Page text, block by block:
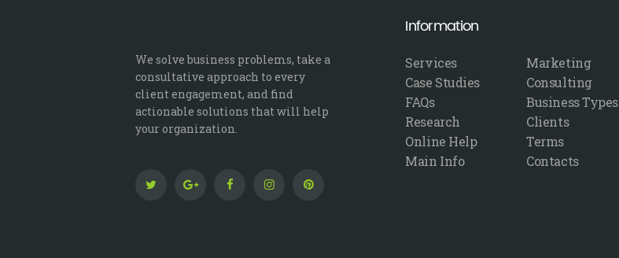
We solve business problems, take a
consultative approach to every
client engagement, and find
actionable solutions that will help
your organization.
Information
Services
Marketing
Case Studies
Consulting
FAQs
Business Types
Research
Clients
Online Help
Terms
Main Info
Contacts